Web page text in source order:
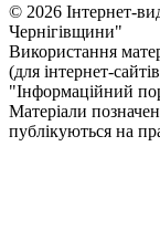
© 2026 Інтернет-
Чернiгiвщини"
Використання
(для інтернет-
"Інформаційний
Матеріали
публікуються на